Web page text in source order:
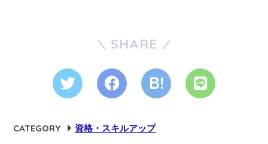
SHARE
CATEGORY 資格・スキルアップ